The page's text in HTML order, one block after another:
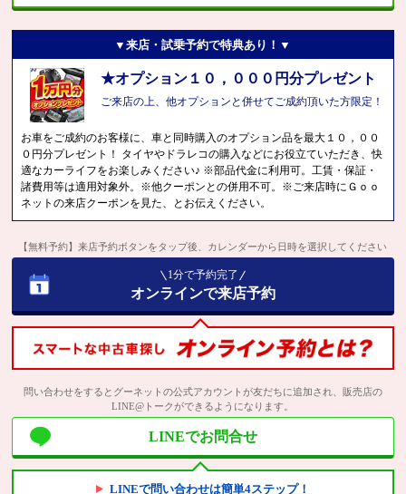
▼来店・試乗予約で特典あり！▼
★オプション１０，０００円分プレゼント
ご来店の上、他オプションと併せてご成約頂いた方限定！
お車をご成約のお客様に、車と同時購入のオプション品を最大１０，００
０円分プレゼント！ タイヤやドラレコの購入などにお役立ていただき、快
適なカーライフをお楽しみください♪ ※部品代金に利用可。工賃・保証・
諸費用等は適用対象外。※他クーポンとの併用不可。※ご来店時にＧｏｏ
ネットの来店クーポンを見た、とお伝えください。
【無料予約】来店予約ボタンをタップ後、カレンダーから日時を選択してください
1分で予約完了
オンラインで来店予約
問い合わせをするとグーネットの公式アカウントが友だちに追加され、販売店の
LINE@トークができるようになります。
LINEでお問合せ
LINEで問い合わせは簡単4ステップ！